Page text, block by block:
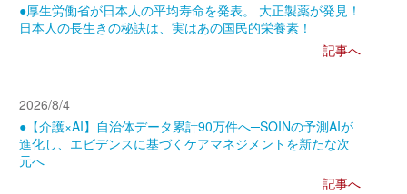
●厚生労働省が日本人の平均寿命を発表。 大正製薬が発見！
日本人の長生きの秘訣は、実はあの国民的栄養素！
記事へ
2026/8/4
●【介護×AI】自治体データ累計90万件へ─SOINの予測AIが
進化し、エビデンスに基づくケアマネジメントを新たな次
元へ
記事へ